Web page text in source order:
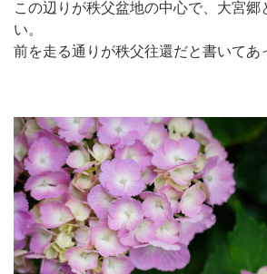
この辺りが秩父盆地の中心で、大宮郷
い。
前を走る通りが秩父往還だと書いてあ